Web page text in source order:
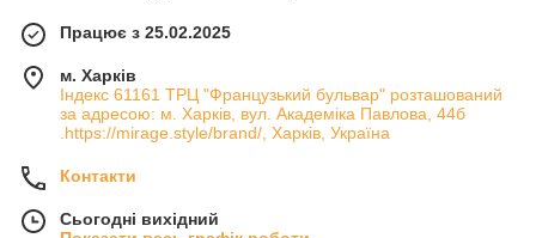
Працює з 25.02.2025
м. Харків
Індекс 61161 ТРЦ "Французький бульвар" розташований
за адресою: м. Харків, вул. Академіка Павлова, 44б
.https://mirage.style/brand/, Харків, Україна
Контакти
Сьогодні вихідний